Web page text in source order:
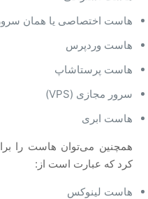
هاست اختصاصی یا همان
هاست وردپرس
هاست پرستاشاپ
سرور مجازی (VPS)
هاست ابری
همچنین می‌توان هاست را
کرد که عبارت است از:
هاست لینوکس